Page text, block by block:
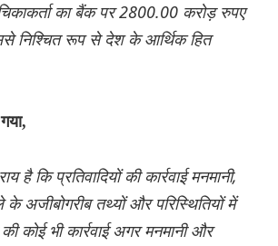
का बैंक पर 2800.00 करोड़ रुपए
निश्चित रूप से देश के आर्थिक हित
है कि प्रतिवादियों की कार्रवाई मनमानी,
अजीबोगरीब तथ्यों और परिस्थितियों में
कोई भी कार्रवाई अगर मनमानी और